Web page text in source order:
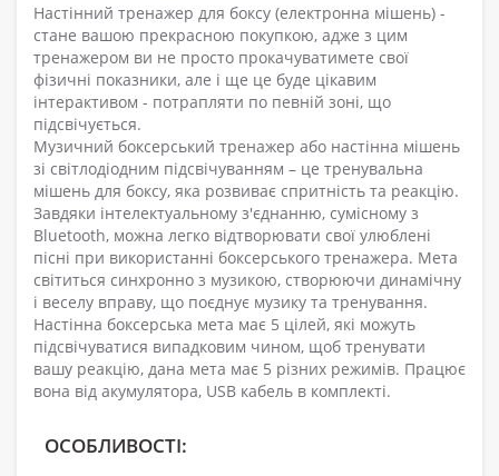
Настінний тренажер для боксу (електронна мішень) -
стане вашою прекрасною покупкою, адже з цим
тренажером ви не просто прокачуватимете свої
фізичні показники, але і ще це буде цікавим
інтерактивом - потрапляти по певній зоні, що
підсвічується.
Музичний боксерський тренажер або настінна мішень
зі світлодіодним підсвічуванням – це тренувальна
мішень для боксу, яка розвиває спритність та реакцію.
Завдяки інтелектуальному з'єднанню, сумісному з
Bluetooth, можна легко відтворювати свої улюблені
пісні при використанні боксерського тренажера. Мета
світиться синхронно з музикою, створюючи динамічну
і веселу вправу, що поєднує музику та тренування.
Настінна боксерська мета має 5 цілей, які можуть
підсвічуватися випадковим чином, щоб тренувати
вашу реакцію, дана мета має 5 різних режимів. Працює
вона від акумулятора, USB кабель в комплекті.
ОСОБЛИВОСТІ: